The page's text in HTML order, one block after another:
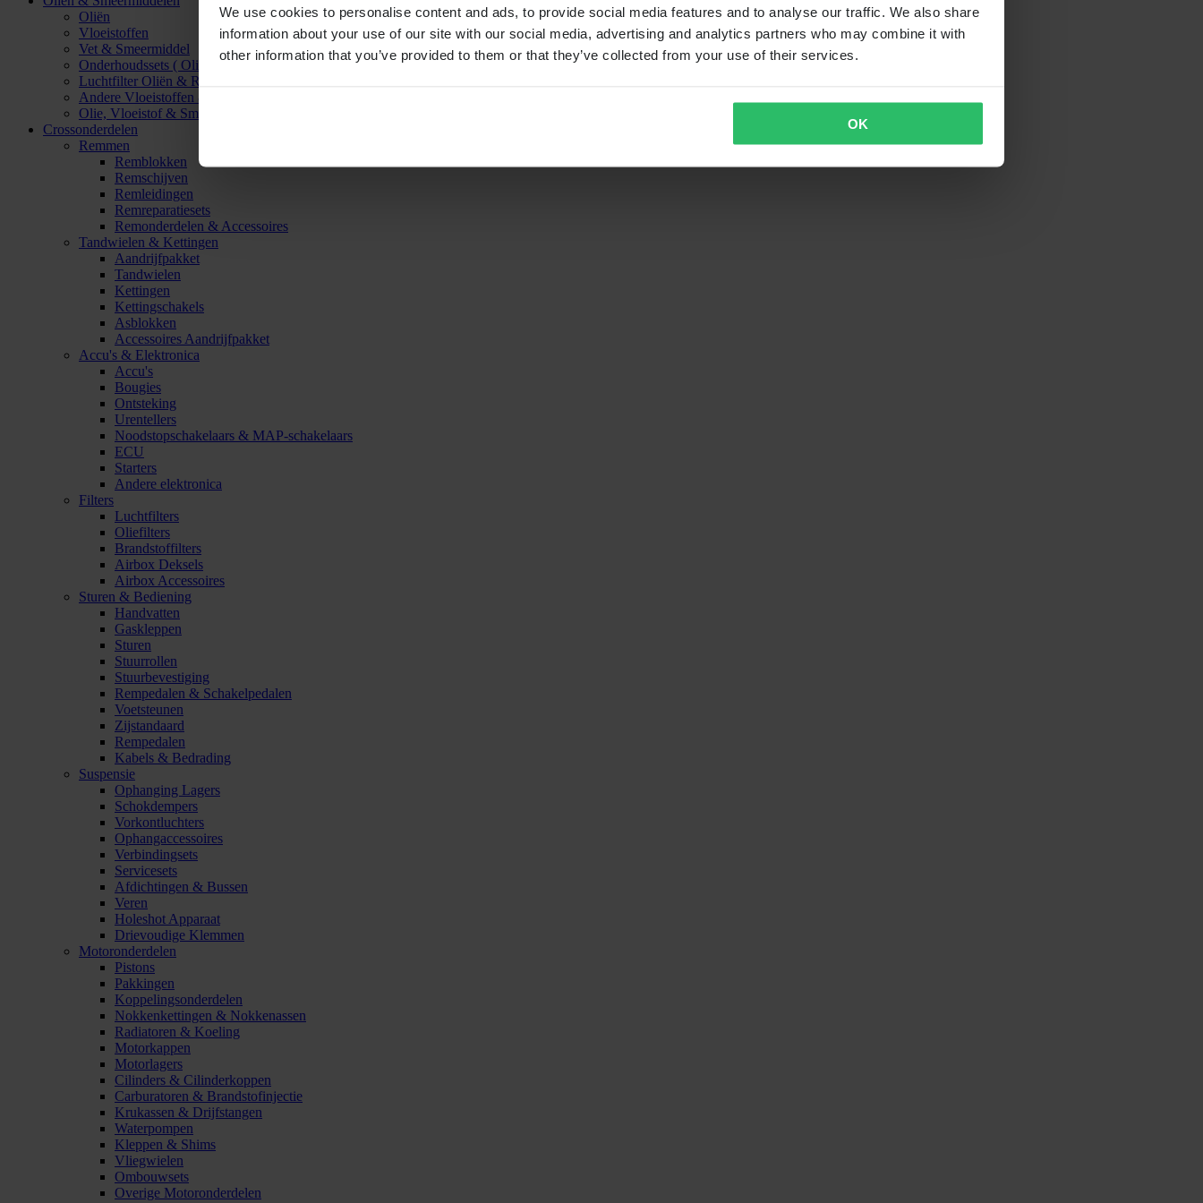
We use cookies to personalise content and ads, to provide social media features and to analyse our traffic. We also share
information about your use of our site with our social media, advertising and analytics partners who may combine it with
other information that you’ve provided to them or that they’ve collected from your use of their services.
OK
Oliën
Vloeistoffen
Vet & Smeermiddel
Onderhoudssets ( Olie & Filter)
Luchtfilter Oliën & Reinigers
Andere Vloeistoffen & Smeermiddelen
Olie, Vloeistof & Smeermiddel Accessoires
Crossonderdelen
Remmen
Remblokken
Remschijven
Remleidingen
Remreparatiesets
Remonderdelen & Accessoires
Tandwielen & Kettingen
Aandrijfpakket
Tandwielen
Kettingen
Kettingschakels
Asblokken
Accessoires Aandrijfpakket
Accu's & Elektronica
Accu's
Bougies
Ontsteking
Urentellers
Noodstopschakelaars & MAP-schakelaars
ECU
Starters
Andere elektronica
Filters
Luchtfilters
Oliefilters
Brandstoffilters
Airbox Deksels
Airbox Accessoires
Sturen & Bediening
Handvatten
Gaskleppen
Sturen
Stuurrollen
Stuurbevestiging
Rempedalen & Schakelpedalen
Voetsteunen
Zijstandaard
Rempedalen
Kabels & Bedrading
Suspensie
Ophanging Lagers
Schokdempers
Vorkontluchters
Ophangaccessoires
Verbindingsets
Servicesets
Afdichtingen & Bussen
Veren
Holeshot Apparaat
Drievoudige Klemmen
Motoronderdelen
Pistons
Pakkingen
Koppelingsonderdelen
Nokkenkettingen & Nokkenassen
Radiatoren & Koeling
Motorkappen
Motorlagers
Cilinders & Cilinderkoppen
Carburatoren & Brandstofinjectie
Krukassen & Drijfstangen
Waterpompen
Kleppen & Shims
Vliegwielen
Ombouwsets
Overige Motoronderdelen